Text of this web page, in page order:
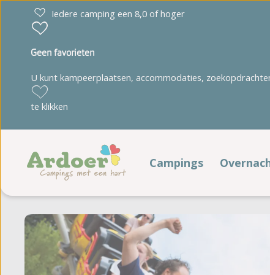
Iedere camping een 8,0 of hoger
Geen favorieten
U kunt kampeerplaatsen, accommodaties,
te klikken
Campings
Drenthe
Torentjeshoek
Friesland
Cnossen Leekstermeer
De Kuilart
It Wiid
De Heldense Bossen
Noord-Brabant
De Ullingse Bergen
Noord-Holland